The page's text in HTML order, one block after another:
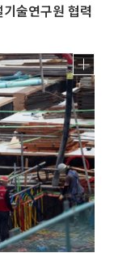
기술연구원 협력